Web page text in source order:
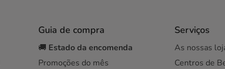
Guia de compra
🚚 Estado da encomenda
Promoções do mês
Serviços
As nossas
Centros de